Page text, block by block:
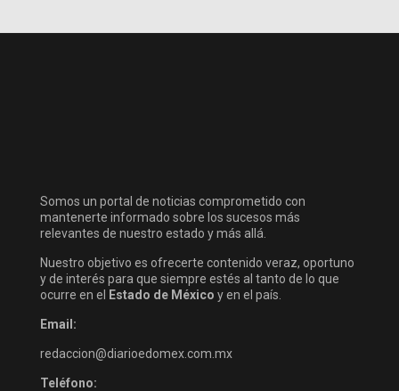
Somos un portal de noticias comprometido con
mantenerte informado sobre los sucesos más
relevantes de nuestro estado y más allá.
Nuestro objetivo es ofrecerte contenido veraz, oportuno
y de interés para que siempre estés al tanto de lo que
ocurre en el
Estado de México y en el país.
Email:
redaccion@diarioedomex.com.mx
Teléfono: